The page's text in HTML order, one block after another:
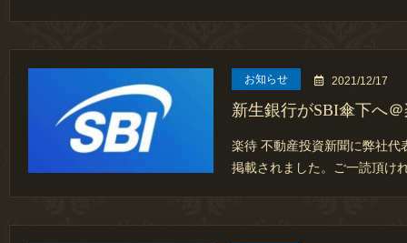
お知らせ 2021/12/17
新生銀行がSBI傘下へ
楽待 不動産投資新聞に弊社
掲載されました。ご一読頂け